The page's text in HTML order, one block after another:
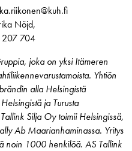
Nöjd,
207 704
joka on yksi Itämeren
Yhtiön
alla Helsingistä
ja Turusta
Silja Oy toimii Helsingissä,
Ab Maarianhaminassa. Yritys
noin 1000 henkilöä. AS Tallink